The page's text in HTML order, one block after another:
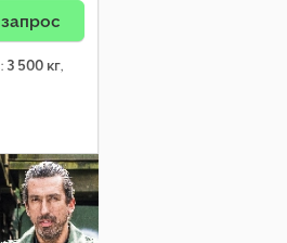
3 500 кг,